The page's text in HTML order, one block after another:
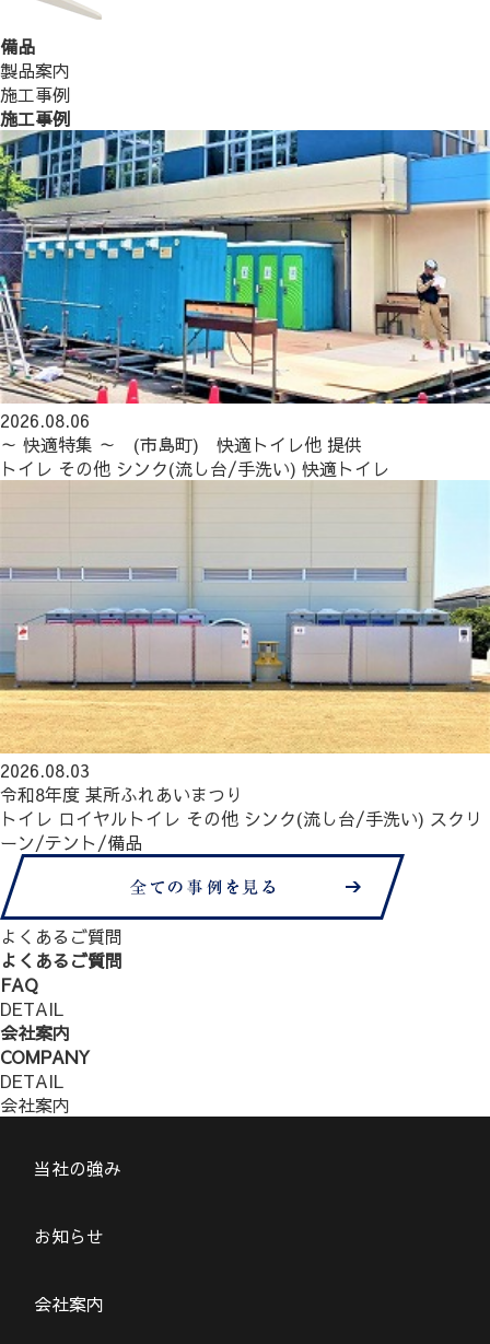
備品
製品案内
施工事例
施工事例
2026.08.06
～ 快適特集 ～ (市島町) 快適トイレ他 提供
トイレ その他 シンク(流し台/手洗い) 快適トイレ
2026.08.03
令和8年度 某所ふれあいまつり
トイレ ロイヤルトイレ その他 シンク(流し台/手洗い) スクリ
ーン/テント/備品
よくあるご質問
よくあるご質問
FAQ
DETAIL
会社案内
COMPANY
DETAIL
会社案内
当社の強み
お知らせ
会社案内